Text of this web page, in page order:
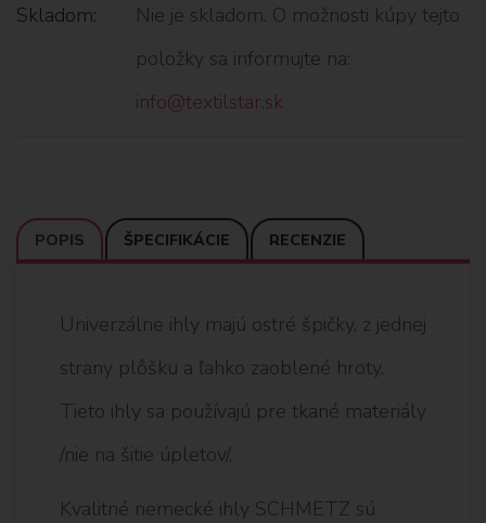
Skladom:
Nie je skladom. O možnosti kúpy tejto
položky sa informujte na:
info@textilstar.sk
POPIS ŠPECIFIKÁCIE RECENZIE
Univerzálne ihly majú ostré špičky, z jednej
strany plôšku a ľahko zaoblené hroty.
Tieto ihly sa používajú pre tkané materiály
/nie na šitie úpletov/.
Kvalitné nemecké ihly SCHMETZ sú